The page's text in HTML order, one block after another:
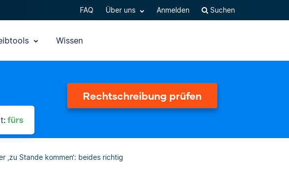
FAQ Über uns Anmelden Suchen
Wissen
Rechtschreibung prüfen
‚zu Stande kommen‘: beides richtig